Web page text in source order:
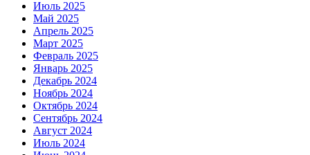
Июль 2025
Май 2025
Апрель 2025
Март 2025
Февраль 2025
Январь 2025
Декабрь 2024
Ноябрь 2024
Октябрь 2024
Сентябрь 2024
Август 2024
Июль 2024